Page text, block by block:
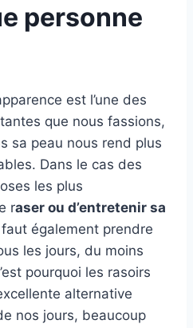
personne
est l’une des
que nous fassions,
sa peau nous rend plus
Dans le cas des
les plus
raser ou d’entretenir sa
également prendre
les jours, du moins
pourquoi les rasoirs
alternative
nos jours, beaucoup